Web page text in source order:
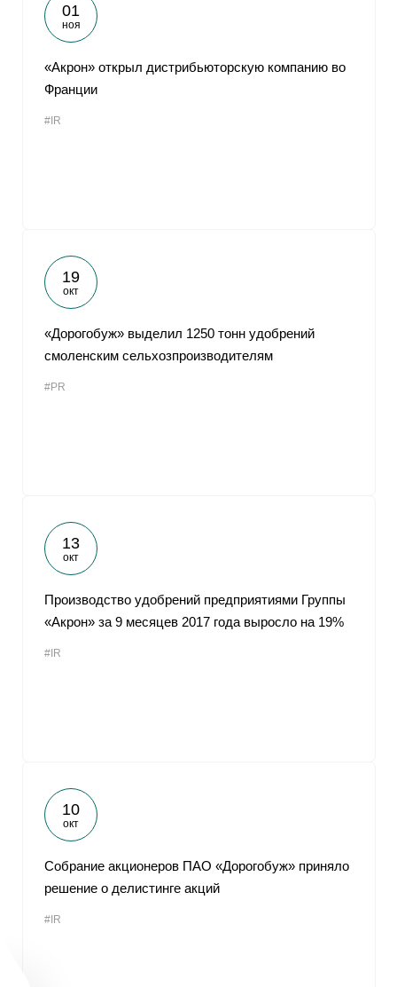
01
ноя
«Акрон» открыл дистрибьюторскую компанию во
Франции
#IR
19
окт
«Дорогобуж» выделил 1250 тонн удобрений
смоленским сельхозпроизводителям
#PR
13
окт
Производство удобрений предприятиями Группы
«Акрон» за 9 месяцев 2017 года выросло на 19%
#IR
10
окт
Собрание акционеров ПАО «Дорогобуж» приняло
решение о делистинге акций
#IR